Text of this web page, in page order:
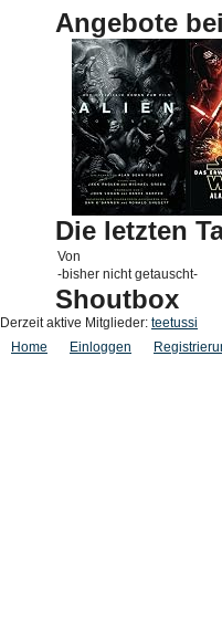
Angebote
Die letzten
Von
-bisher nicht getauscht-
Shoutbox
Derzeit aktive Mitglieder: teetussi
Home
Einloggen